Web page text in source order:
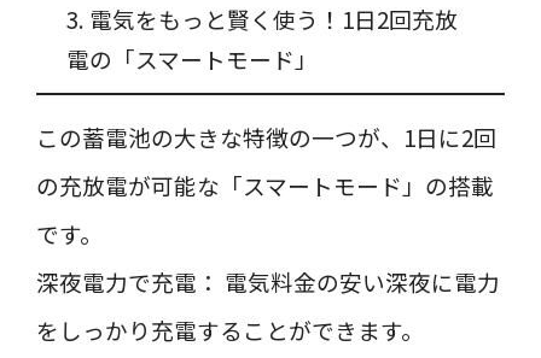
3. 電気をもっと賢く使う！1日2回充放
電の「スマートモード」
この蓄電池の大きな特徴の一つが、1日に2回
の充放電が可能な「スマートモード」の搭載
です。
深夜電力で充電： 電気料金の安い深夜に電力
をしっかり充電することができます。